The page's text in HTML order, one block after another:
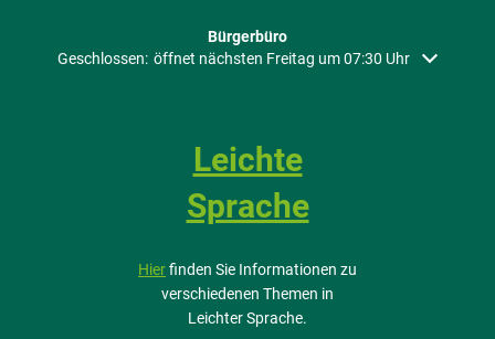
Bürgerbüro
Klicken, um weitere Öffnungs- oder Schließzeiten auszublenden
Geschlossen: öffnet nächsten Freitag um 07:30 Uhr
Leichte
Sprache
Hierfinden Sie Informationen zu
verschiedenen Themen in
Leichter Sprache.